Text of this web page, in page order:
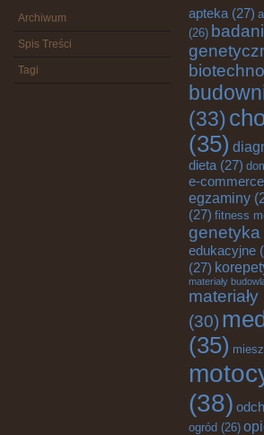
Archiwum
Spis Treści
Tagi
apteka (27)
(26)
(33)
(35)
dieta (27)
e-commerce
egzaminy
(27) fitness
genetyka
edukacyjne
(27)
materiały
(30)
(35)
(38)
ogród (26)